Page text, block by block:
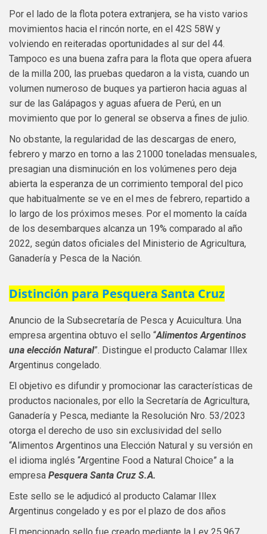
Por el lado de la flota potera extranjera, se ha visto varios
movimientos hacia el rincón norte, en el 42S 58W y
volviendo en reiteradas oportunidades al sur del 44.
Tampoco es una buena zafra para la flota que opera afuera
de la milla 200, las pruebas quedaron a la vista, cuando un
volumen numeroso de buques ya partieron hacia aguas al
sur de las Galápagos y aguas afuera de Perú, en un
movimiento que por lo general se observa a fines de julio.
No obstante, la regularidad de las descargas de enero,
febrero y marzo en torno a las 21000 toneladas mensuales,
presagian una disminución en los volúmenes pero deja
abierta la esperanza de un corrimiento temporal del pico
que habitualmente se ve en el mes de febrero, repartido a
lo largo de los próximos meses. Por el momento la caída
de los desembarques alcanza un 19% comparado al año
2022, según datos oficiales del Ministerio de Agricultura,
Ganadería y Pesca de la Nación.
Distinción para Pesquera Santa Cruz
Anuncio de la Subsecretaría de Pesca y Acuicultura. Una
empresa argentina obtuvo el sello “Alimentos Argentinos
una elección Natural”. Distingue el producto Calamar Illex
Argentinus congelado.
El objetivo es difundir y promocionar las características de
productos nacionales, por ello la Secretaría de Agricultura,
Ganadería y Pesca, mediante la Resolución Nro. 53/2023
otorga el derecho de uso sin exclusividad del sello
“Alimentos Argentinos una Elección Natural y su versión en
el idioma inglés “Argentine Food a Natural Choice” a la
empresa Pesquera Santa Cruz S.A.
Este sello se le adjudicó al producto Calamar Illex
Argentinus congelado y es por el plazo de dos años